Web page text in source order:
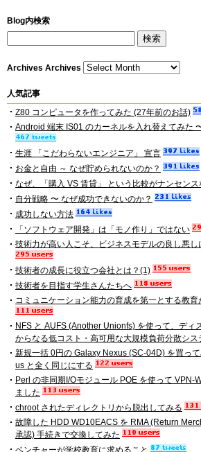
Blog内検索
Archives Archives
人気記事
Z80 コンピュータを作ってみた (27年前のお話)
Android 端末 IS01 のカーネルを入れ替えてみた
生涯 「こだわらないエンジニア」 宣言
お金と自由 ～ なぜ貯められないのか？
なぜ、「購入 VS 賃貸」 という比較がナンセンス
自分戦略 〜 なぜ成功できないのか？
成功しない方法
「ソフトウェア開発」は「モノ作り」ではない
技術力が高い人こそ、ビジネスモデルの良し悪し
技術者の成長に役立つ会社とは？(1)
技術者を目指す学生さんたちへ
コミュニケーション能力の育成を第一とする教育
NFS と AUFS (Another Unionfs) を使って、ディ
からなる低コスト・高可用な大規模負荷分散シス
新規一括 0円の Galaxy Nexus (SC-04D) を買っ
us と全く同じにする
Perl の非同期I/Oモジュール POE を使って VPN-
ました
chroot されたディレクトリから脱出してみる
故障した HDD WD10EACS を RMA (Return
承認) 手続きで交換してみた